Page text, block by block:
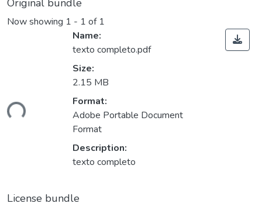
Original bundle
Now showing 1 - 1 of 1
Loading...
Name:
texto completo.pdf
Size:
2.15 MB
Format:
Adobe Portable Document
Format
Description:
texto completo
License bundle